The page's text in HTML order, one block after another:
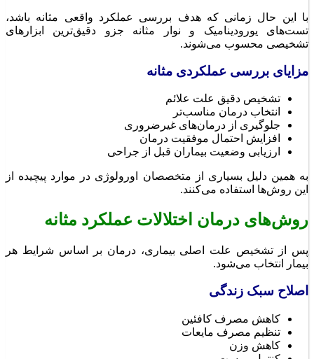
با این حال زمانی که هدف بررسی عملکرد واقعی مثانه باشد،
تست‌های یورودینامیک و نوار مثانه جزو دقیق‌ترین ابزارهای
تشخیصی محسوب می‌شوند.
مزایای بررسی عملکردی مثانه
تشخیص دقیق علت علائم
انتخاب درمان مناسب‌تر
جلوگیری از درمان‌های غیرضروری
افزایش احتمال موفقیت درمان
ارزیابی وضعیت بیماران قبل از جراحی
به همین دلیل بسیاری از متخصصان اورولوژی در موارد پیچیده از
این روش‌ها استفاده می‌کنند.
روش‌های درمان اختلالات عملکرد مثانه
پس از تشخیص علت اصلی بیماری، درمان بر اساس شرایط هر
بیمار انتخاب می‌شود.
اصلاح سبک زندگی
کاهش مصرف کافئین
تنظیم مصرف مایعات
کاهش وزن